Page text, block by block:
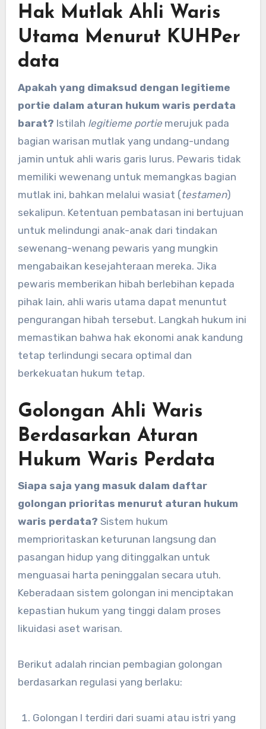
Hak Mutlak Ahli Waris
Utama Menurut KUHPer
data
Apakah yang dimaksud dengan legitieme
portie dalam aturan hukum waris perdata
barat? Istilah legitieme portiemerujuk pada
bagian warisan mutlak yang undang-undang
jamin untuk ahli waris garis lurus. Pewaris tidak
memiliki wewenang untuk memangkas bagian
mutlak ini, bahkan melalui wasiat (testamen)
sekalipun. Ketentuan pembatasan ini bertujuan
untuk melindungi anak-anak dari tindakan
sewenang-wenang pewaris yang mungkin
mengabaikan kesejahteraan mereka. Jika
pewaris memberikan hibah berlebihan kepada
pihak lain, ahli waris utama dapat menuntut
pengurangan hibah tersebut. Langkah hukum ini
memastikan bahwa hak ekonomi anak kandung
tetap terlindungi secara optimal dan
berkekuatan hukum tetap.
Golongan Ahli Waris
Berdasarkan Aturan
Hukum Waris Perdata
Siapa saja yang masuk dalam daftar
golongan prioritas menurut aturan hukum
waris perdata? Sistem hukum
memprioritaskan keturunan langsung dan
pasangan hidup yang ditinggalkan untuk
menguasai harta peninggalan secara utuh.
Keberadaan sistem golongan ini menciptakan
kepastian hukum yang tinggi dalam proses
likuidasi aset warisan.
Berikut adalah rincian pembagian golongan
berdasarkan regulasi yang berlaku:
Golongan I terdiri dari suami atau istri yang